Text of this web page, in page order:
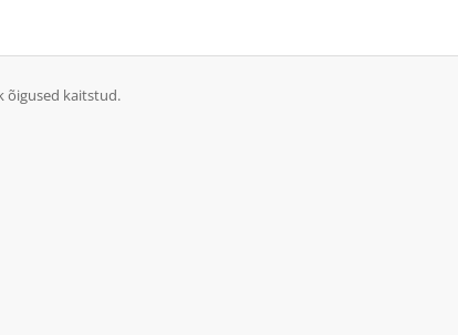
õigused kaitstud.